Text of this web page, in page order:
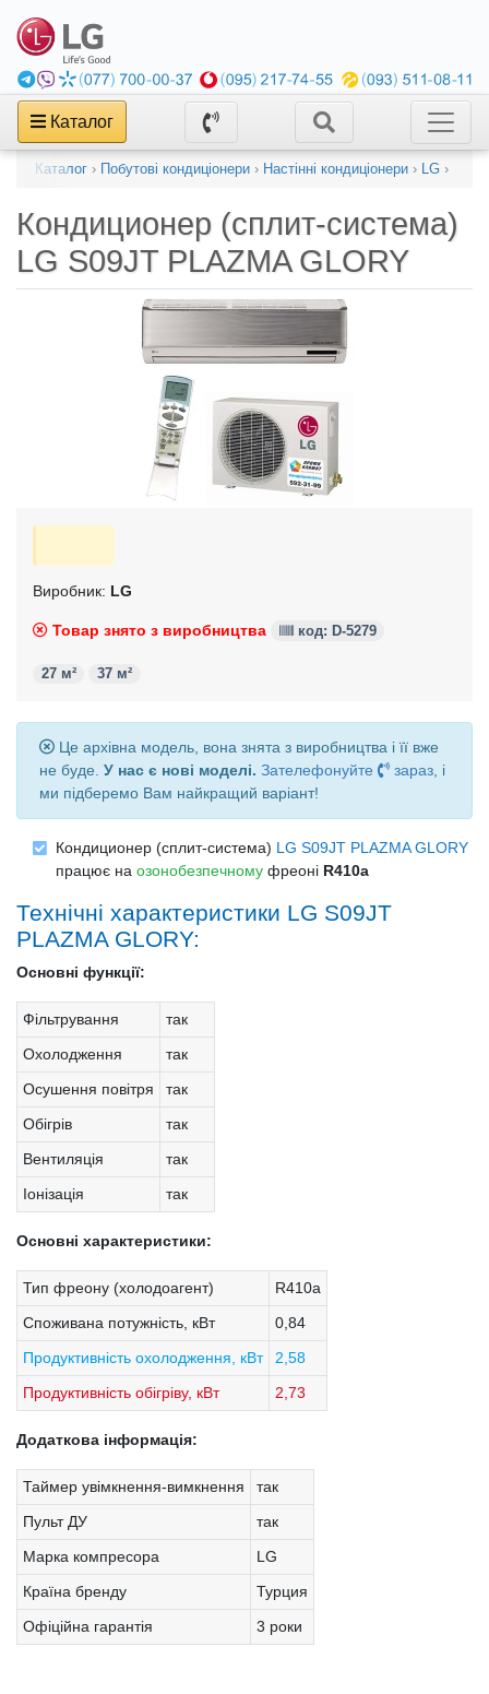
Каталог
Каталог › Побутові кондиціонери › Настінні кондиціонери › LG ›
Кондиционер (сплит-система)
LG S09JT PLAZMA GLORY
Виробник: LG
Товар знято з виробництва код: D-5279
27 м² 37 м²
Це архівна модель, вона знята з виробництва і її вже
не буде. У нас є нові моделі. Зателефонуйте зараз , і
ми підберемо Вам найкращий варіант!
Кондиционер (сплит-система) LG S09JT PLAZMA GLORY
працює на озонобезпечному фреоні R410a
Технічні характеристики LG S09JT
PLAZMA GLORY:
Основні функції:
Фільтрування
так
Охолодження
так
Осушення повітря
так
Обігрів
так
Вентиляція
так
Іонізація
так
Основні характеристики:
Тип фреону (холодоагент)
R410a
Споживана потужність, кВт
0,84
Продуктивність охолодження, кВт
2,58
Продуктивність обігріву, кВт
2,73
Додаткова інформація:
Таймер увімкнення-вимкнення
так
Пульт ДУ
так
Марка компресора
LG
Країна бренду
Турция
Офіційна гарантія
3 роки